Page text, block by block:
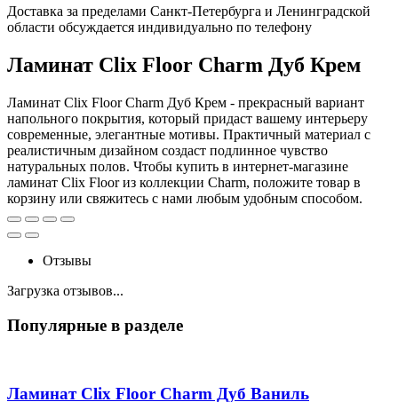
Доставка за пределами Санкт-Петербурга и Ленинградской
области обсуждается индивидуально по телефону
Ламинат Clix Floor Charm Дуб Крем
Ламинат Clix Floor Charm Дуб Крем - прекрасный вариант
напольного покрытия, который придаст вашему интерьеру
современные, элегантные мотивы. Практичный материал с
реалистичным дизайном создаст подлинное чувство
натуральных полов. Чтобы купить в интернет-магазине
ламинат Clix Floor из коллекции Charm, положите товар в
корзину или свяжитесь с нами любым удобным способом.
Отзывы
Загрузка отзывов...
Популярные в разделе
Ламинат Clix Floor Charm Дуб Ваниль